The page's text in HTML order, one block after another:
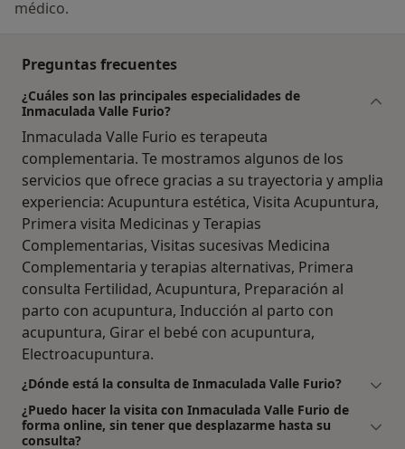
médico.
Preguntas frecuentes
¿Cuáles son las principales especialidades de
Inmaculada Valle Furio?
Inmaculada Valle Furio es terapeuta
complementaria. Te mostramos algunos de los
servicios que ofrece gracias a su trayectoria y amplia
experiencia: Acupuntura estética, Visita Acupuntura,
Primera visita Medicinas y Terapias
Complementarias, Visitas sucesivas Medicina
Complementaria y terapias alternativas, Primera
consulta Fertilidad, Acupuntura, Preparación al
parto con acupuntura, Inducción al parto con
acupuntura, Girar el bebé con acupuntura,
Electroacupuntura.
¿Dónde está la consulta de Inmaculada Valle Furio?
¿Puedo hacer la visita con Inmaculada Valle Furio de
forma online, sin tener que desplazarme hasta su
consulta?